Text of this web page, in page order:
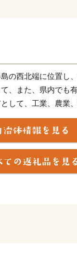
の西北端に位置し
、また、県内でも
して、工業、農業
港へのアクセスに優
進めており、多種
産業都市として注目